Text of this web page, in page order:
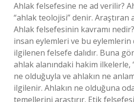
Ahlak felsefesine ne ad verilir?
“ahlak teolojisi” denir. Araştıran
Ahlak felsefesinin kavramı
insan eylemleri ve bu eylemlerin
ilgilenen felsefe dalıdır. Buna
ahlak alanındaki hakim ilkelerle,
ne olduğuyla ve ahlakın ne
ilgilenir. Ahlakın ne olduğuna
temellerini araştırır. Etik